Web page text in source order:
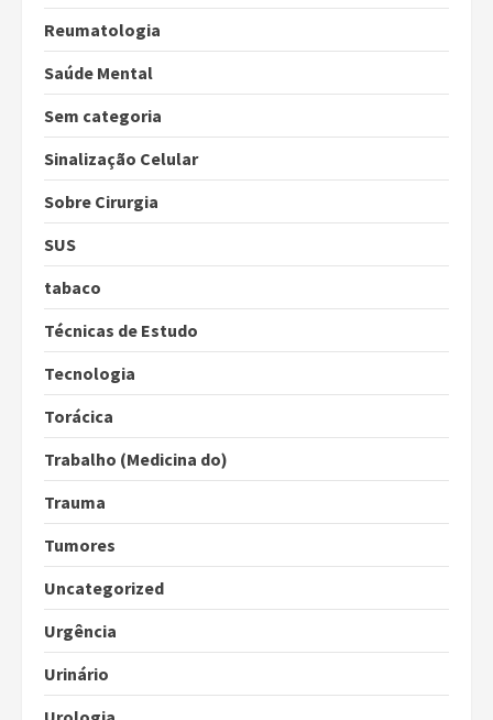
Reumatologia
Saúde Mental
Sem categoria
Sinalização Celular
Sobre Cirurgia
SUS
tabaco
Técnicas de Estudo
Tecnologia
Torácica
Trabalho (Medicina do)
Trauma
Tumores
Uncategorized
Urgência
Urinário